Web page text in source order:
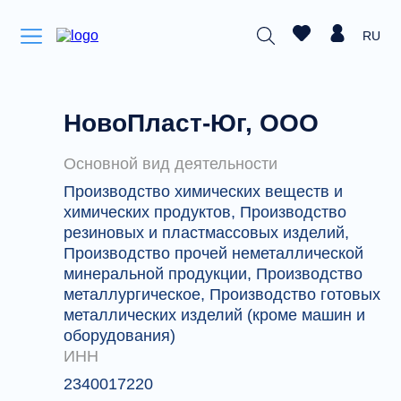
RU
НовоПласт-Юг, ООО
Основной вид деятельности
Производство химических веществ и
химических продуктов, Производство
резиновых и пластмассовых изделий,
Производство прочей неметаллической
минеральной продукции, Производство
металлургическое, Производство готовых
металлических изделий (кроме машин и
оборудования)
ИНН
2340017220